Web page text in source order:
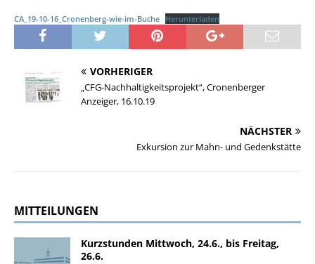
CA_19-10-16_Cronenberg-wie-im-Buche Herunterladen
VORHERIGER
„CFG-Nachhaltigkeitsprojekt“, Cronenberger
Anzeiger, 16.10.19
NÄCHSTER
Exkursion zur Mahn- und Gedenkstätte
MITTEILUNGEN
Kurzstunden Mittwoch, 24.6., bis Freitag,
26.6.